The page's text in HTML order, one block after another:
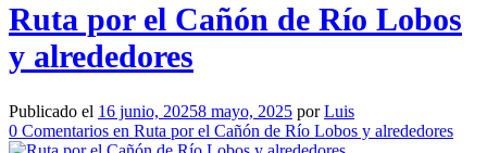
Ruta por el Cañón de Río Lobos
y alrededores
Publicado el 16 junio, 20258 mayo, 2025 por Luis
0 Comentarios en Ruta por el Cañón de Río Lobos y alrededores